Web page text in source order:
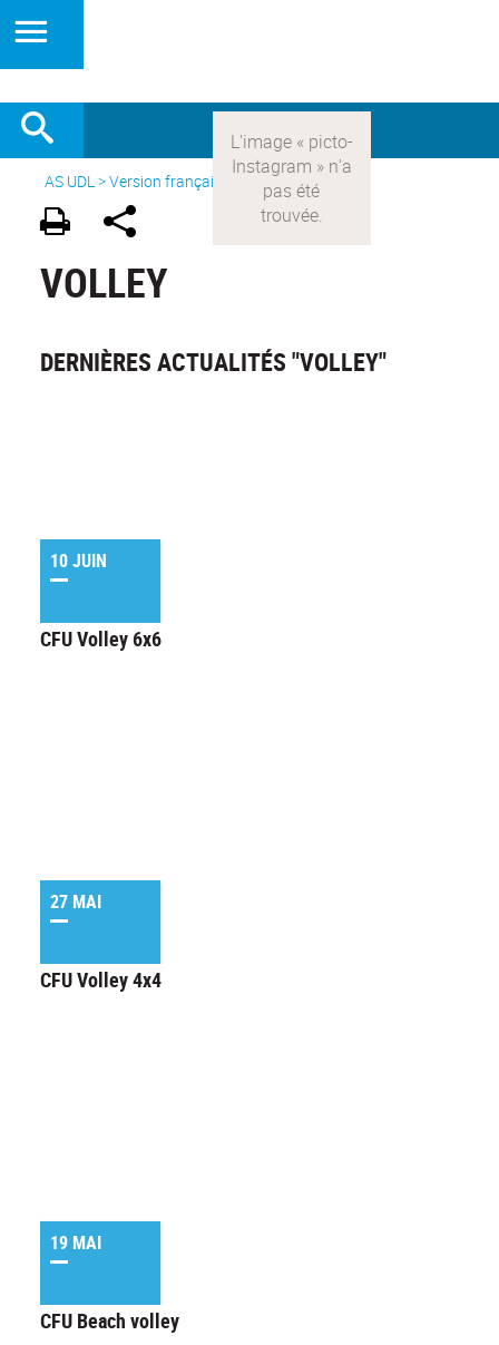
AS UDL>Version française > Les sports >
VOLLEY
DERNIÈRES ACTUALITÉS "VOLLEY"
10 JUIN
CFU Volley 6x6
27 MAI
CFU Volley 4x4
19 MAI
CFU Beach volley